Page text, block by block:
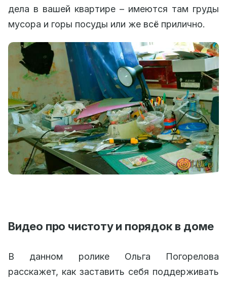
дела в вашей квартире – имеются там груды
мусора и горы посуды или же всё прилично.
Видео про чистоту и порядок в доме
В данном ролике Ольга Погорелова
расскажет, как заставить себя поддерживать